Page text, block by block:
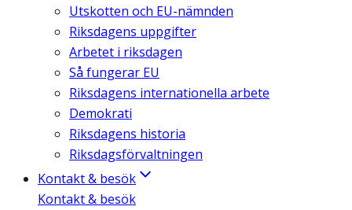
Utskotten och EU-nämnden
Riksdagens uppgifter
Arbetet i riksdagen
Så fungerar EU
Riksdagens internationella arbete
Demokrati
Riksdagens historia
Riksdagsförvaltningen
Kontakt & besök
Kontakt & besök